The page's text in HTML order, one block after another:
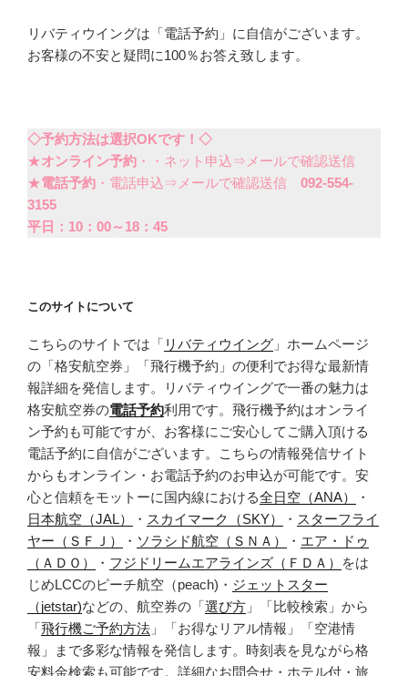
リバティウイングは「電話予約」に自信がございます。
お客様の不安と疑問に100％お答え致します。
◇予約方法は選択OKです！◇
★オンライン予約 ・・ネット申込⇒メールで確認送信
★電話予約 ・電話申込⇒メールで確認送信 092-554-
3155
平日：10：00～18：45
このサイトについて
こちらのサイトでは「 リバティウイング 」ホームページ
の「格安航空券」「飛行機予約」の便利でお得な最新情
報詳細を発信します。リバティウイングで一番の魅力は
格安航空券の電話予約利用です。飛行機予約はオンライ
ン予約も可能ですが、お客様にご安心してご購入頂ける
電話予約に自信がございます。こちらの情報発信サイト
からもオンライン・お電話予約のお申込が可能です。安
心と信頼をモットーに国内線における全日空（ANA）
・
日本航空（JAL）
・ スカイマーク（SKY） ・ スターフライ
ヤー（ＳＦＪ）
・ ソラシド航空（ＳＮＡ） ・ エア・ドゥ
（ＡＤＯ）
・ フジドリームエアラインズ（ＦＤＡ）
をは
じめLCCのピーチ航空（peach)・ ジェットスター
（jetstar)などの、航空券の「選び方 」「比較検索」から
「飛行機ご予約方法 」「お得なリアル情報」「空港情
報」まで多彩な情報を発信します。時刻表を見ながら格
安料金検索も可能です。詳細なお問合せ・ホテル付・旅